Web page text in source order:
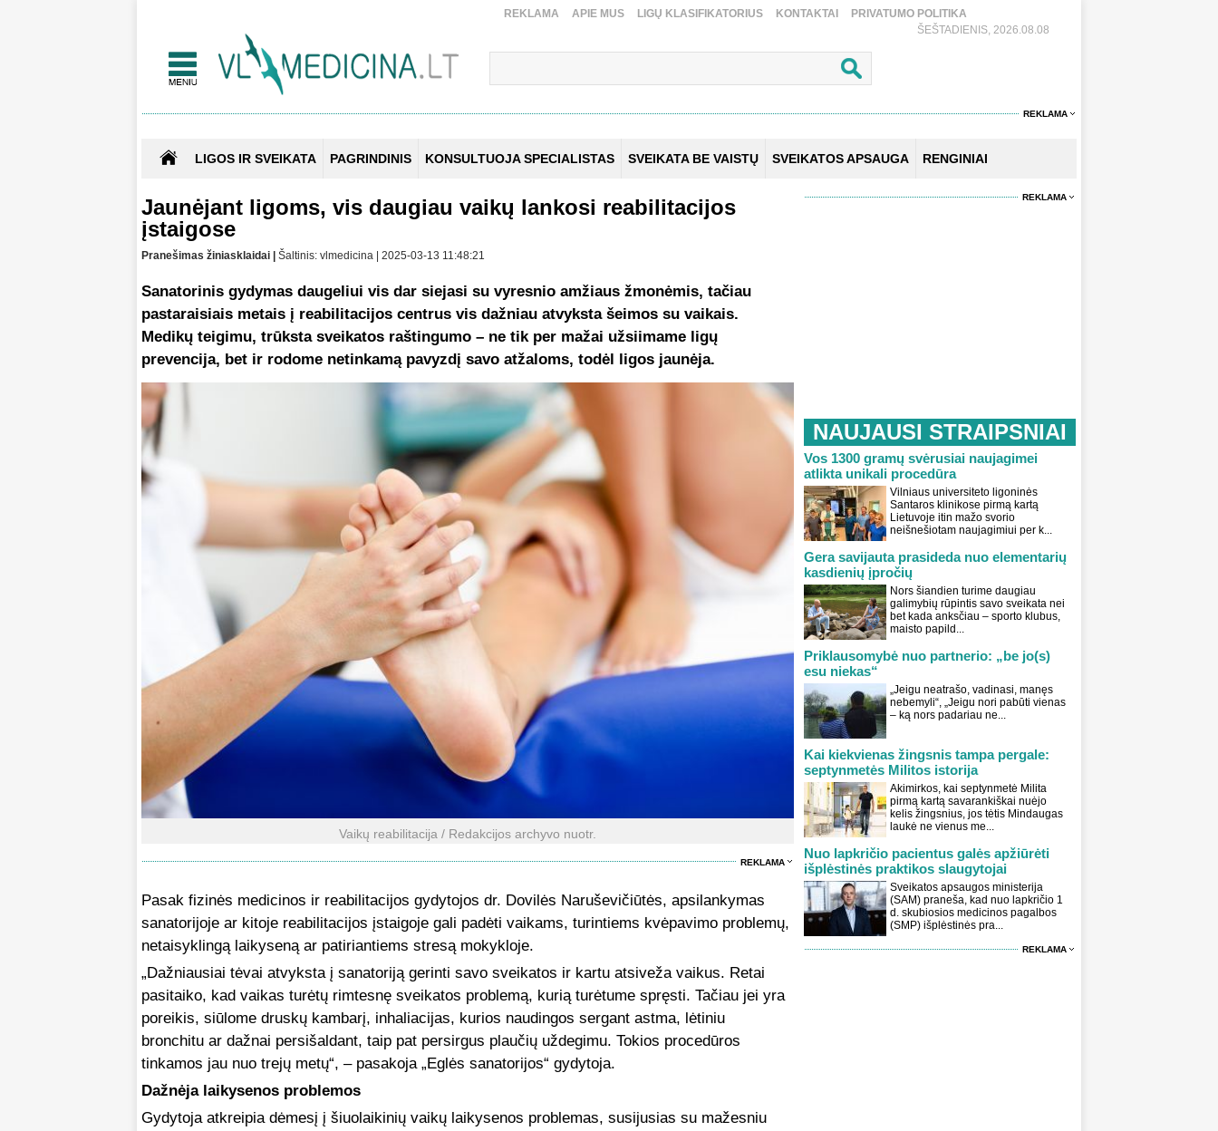
REKLAMA APIE MUS LIGŲ KLASIFIKATORIUS KONTAKTAI
PRIVATUMO POLITIKA
ŠEŠTADIENIS, 2026.08.08
REKLAMA
LIGOS IR SVEIKATA PAGRINDINIS KONSULTUOJA SPECIALISTAS SVEIKATA BE VAISTŲ SVEIKATOS APSAUGA RENGINIAI
Jaunėjant ligoms, vis daugiau vaikų lankosi reabilitacijos
įstaigose
Pranešimas žiniasklaidai | Šaltinis: vlmedicina | 2025-03-13 11:48:21
Sanatorinis gydymas daugeliui vis dar siejasi su vyresnio amžiaus žmonėmis, tačiau
pastaraisiais metais į reabilitacijos centrus vis dažniau atvyksta šeimos su vaikais.
Medikų teigimu, trūksta sveikatos raštingumo – ne tik per mažai užsiimame ligų
prevencija, bet ir rodome netinkamą pavyzdį savo atžaloms, todėl ligos jaunėja.
Vaikų reabilitacija / Redakcijos archyvo nuotr.
REKLAMA
Pasak fizinės medicinos ir reabilitacijos gydytojos dr. Dovilės Naruševičiūtės, apsilankymas
sanatorijoje ar kitoje reabilitacijos įstaigoje gali padėti vaikams, turintiems kvėpavimo problemų,
netaisyklingą laikyseną ar patiriantiems stresą mokykloje.
„Dažniausiai tėvai atvyksta į sanatoriją gerinti savo sveikatos ir kartu atsiveža vaikus. Retai
pasitaiko, kad vaikas turėtų rimtesnę sveikatos problemą, kurią turėtume spręsti. Tačiau jei yra
poreikis, siūlome druskų kambarį, inhaliacijas, kurios naudingos sergant astma, lėtiniu
bronchitu ar dažnai persišaldant, taip pat persirgus plaučių uždegimu. Tokios procedūros
tinkamos jau nuo trejų metų“, – pasakoja „Eglės sanatorijos“ gydytoja.
Dažnėja laikysenos problemos
Gydytoja atkreipia dėmesį į šiuolaikinių vaikų laikysenos problemas, susijusias su mažesniu
REKLAMA
NAUJAUSI STRAIPSNIAI
Vos 1300 gramų svėrusiai naujagimei
atlikta unikali procedūra
Vilniaus universiteto ligoninės
Santaros klinikose pirmą kartą
Lietuvoje itin mažo svorio
neišnešiotam naujagimiui per k...
Gera savijauta prasideda nuo elementarių
kasdienių įpročių
Nors šiandien turime daugiau
galimybių rūpintis savo sveikata nei
bet kada anksčiau – sporto klubus,
maisto papild...
Priklausomybė nuo partnerio: „be jo(s)
esu niekas“
„Jeigu neatrašo, vadinasi, manęs
nebemyli“, „Jeigu nori pabūti vienas
– ką nors padariau ne...
Kai kiekvienas žingsnis tampa pergale:
septynmetės Militos istorija
Akimirkos, kai septynmetė Milita
pirmą kartą savarankiškai nuėjo
kelis žingsnius, jos tėtis Mindaugas
laukė ne vienus me...
Nuo lapkričio pacientus galės apžiūrėti
išplėstinės praktikos slaugytojai
Sveikatos apsaugos ministerija
(SAM) praneša, kad nuo lapkričio 1
d. skubiosios medicinos pagalbos
(SMP) išplėstinės pra...
REKLAMA